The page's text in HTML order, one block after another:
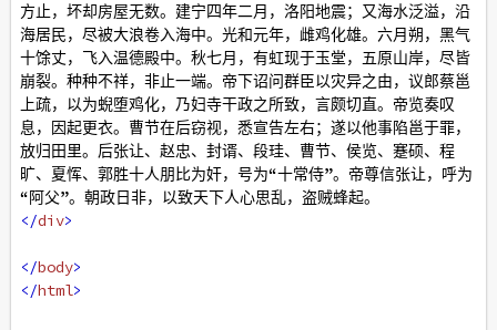
方止，坏却房屋无数。建宁四年二月，洛阳地震；又海水泛溢，沿
海居民，尽被大浪卷入海中。光和元年，雌鸡化雄。六月朔，黑气
十馀丈，飞入温德殿中。秋七月，有虹现于玉堂，五原山岸，尽皆
崩裂。种种不祥，非止一端。帝下诏问群臣以灾异之由，议郎蔡邕
上疏，以为蜺堕鸡化，乃妇寺干政之所致，言颇切直。帝览奏叹
息，因起更衣。曹节在后窃视，悉宣告左右；遂以他事陷邕于罪，
放归田里。后张让、赵忠、封谞、段珪、曹节、侯览、蹇硕、程
旷、夏恽、郭胜十人朋比为奸，号为“十常侍”。帝尊信张让，呼为
“阿父”。朝政日非，以致天下人心思乱，盗贼蜂起。
</div>
</body>
</html>